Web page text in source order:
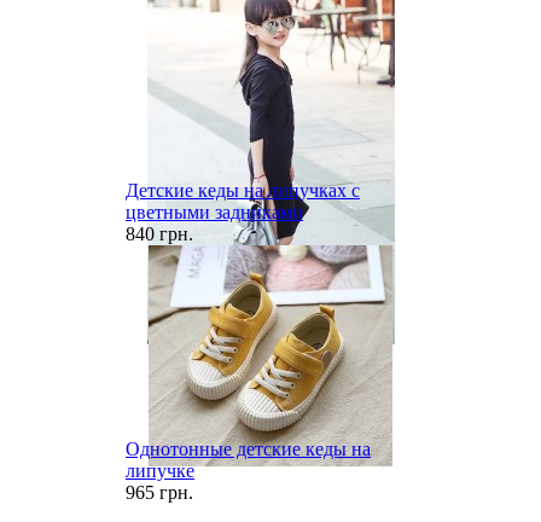
Детские кеды на липучках с
цветными задниками
840 грн.
Однотонные детские кеды на
липучке
965 грн.